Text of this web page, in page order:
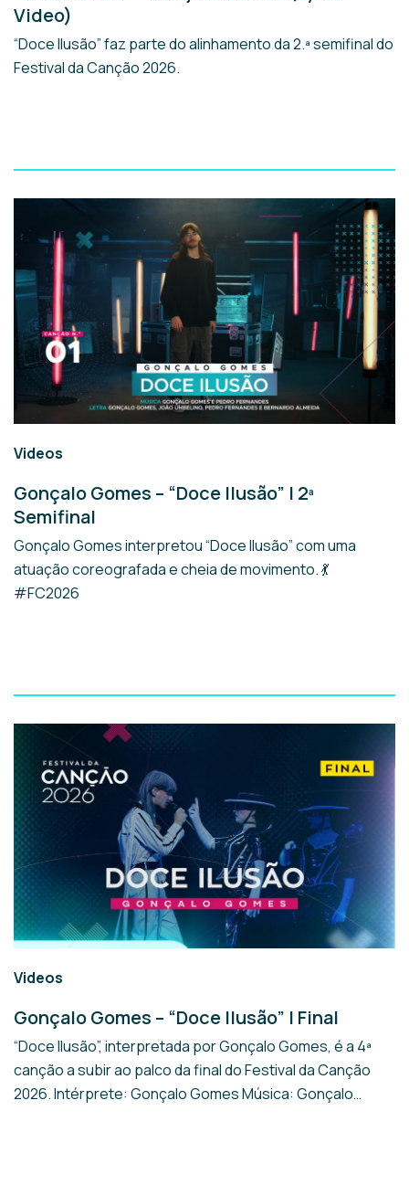
Video)
“Doce Ilusão” faz parte do alinhamento da 2.ª semifinal do
Festival da Canção 2026.
Videos
Gonçalo Gomes – “Doce Ilusão” | 2ª
Semifinal
Gonçalo Gomes interpretou “Doce Ilusão” com uma
atuação coreografada e cheia de movimento. 💃
#FC2026
Videos
Gonçalo Gomes – “Doce Ilusão” | Final
“Doce Ilusão”, interpretada por Gonçalo Gomes, é a 4ª
canção a subir ao palco da final do Festival da Canção
2026. Intérprete: Gonçalo Gomes Música: Gonçalo